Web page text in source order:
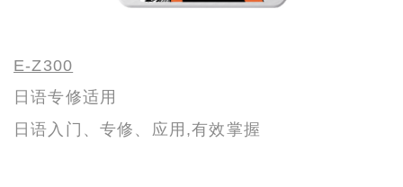
E-Z300
日语专修适用
日语入门、专修、应用,有效掌握